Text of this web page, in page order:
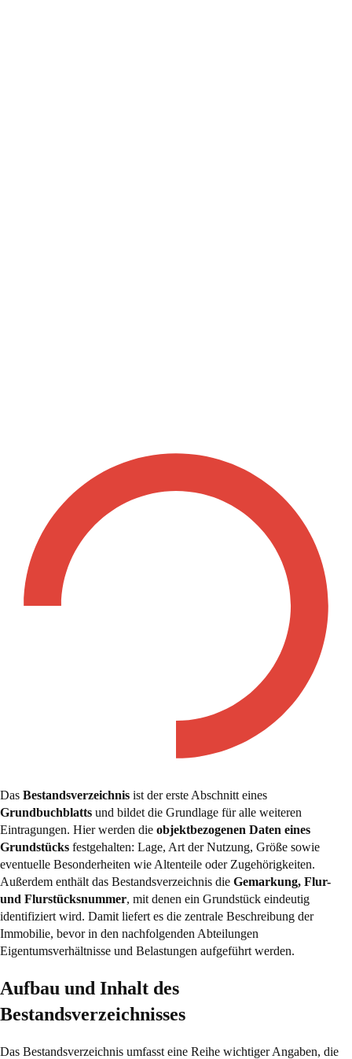
Das Bestandsverzeichnis ist der erste Abschnitt eines
Grundbuchblatts und bildet die Grundlage für alle weiteren
Eintragungen. Hier werden die objektbezogenen Daten eines
Grundstücks festgehalten: Lage, Art der Nutzung, Größe sowie
eventuelle Besonderheiten wie Altenteile oder Zugehörigkeiten.
Außerdem enthält das Bestandsverzeichnis die Gemarkung, Flur-
und Flurstücksnummer, mit denen ein Grundstück eindeutig
identifiziert wird. Damit liefert es die zentrale Beschreibung der
Immobilie, bevor in den nachfolgenden Abteilungen
Eigentumsverhältnisse und Belastungen aufgeführt werden.
Aufbau und Inhalt des
Bestandsverzeichnisses
Das Bestandsverzeichnis umfasst eine Reihe wichtiger Angaben, die